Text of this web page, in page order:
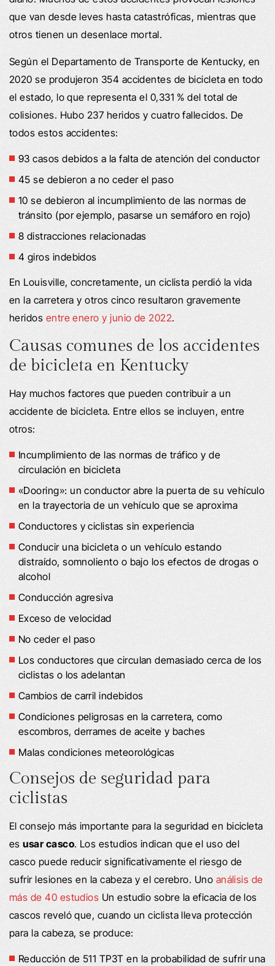
que van desde leves hasta catastróficas, mientras que
otros tienen un desenlace mortal.
Según el Departamento de Transporte de Kentucky, en
2020 se produjeron 354 accidentes de bicicleta en todo
el estado, lo que representa el 0,331 % del total de
colisiones. Hubo 237 heridos y cuatro fallecidos. De
todos estos accidentes:
93 casos debidos a la falta de atención del conductor
45 se debieron a no ceder el paso
10 se debieron al incumplimiento de las normas de
tránsito (por ejemplo, pasarse un semáforo en rojo)
8 distracciones relacionadas
4 giros indebidos
En Louisville, concretamente, un ciclista perdió la vida
en la carretera y otros cinco resultaron gravemente
heridos entre enero y junio de 2022.
Causas comunes de los accidentes
de bicicleta en Kentucky
Hay muchos factores que pueden contribuir a un
accidente de bicicleta. Entre ellos se incluyen, entre
otros:
Incumplimiento de las normas de tráfico y de
circulación en bicicleta
«Dooring»: un conductor abre la puerta de su vehículo
en la trayectoria de un vehículo que se aproxima
Conductores y ciclistas sin experiencia
Conducir una bicicleta o un vehículo estando
distraído, somnoliento o bajo los efectos de drogas o
alcohol
Conducción agresiva
Exceso de velocidad
No ceder el paso
Los conductores que circulan demasiado cerca de los
ciclistas o los adelantan
Cambios de carril indebidos
Condiciones peligrosas en la carretera, como
escombros, derrames de aceite y baches
Malas condiciones meteorológicas
Consejos de seguridad para
ciclistas
El consejo más importante para la seguridad en bicicleta
esusar casco. Los estudios indican que el uso del
casco puede reducir significativamente el riesgo de
sufrir lesiones en la cabeza y el cerebro. Uno análisis de
más de 40 estudios Un estudio sobre la eficacia de los
cascos reveló que, cuando un ciclista lleva protección
para la cabeza, se produce:
Reducción de 511 TP3T en la probabilidad de sufrir una